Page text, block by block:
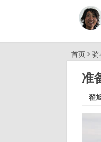
首页 骑
准
翟